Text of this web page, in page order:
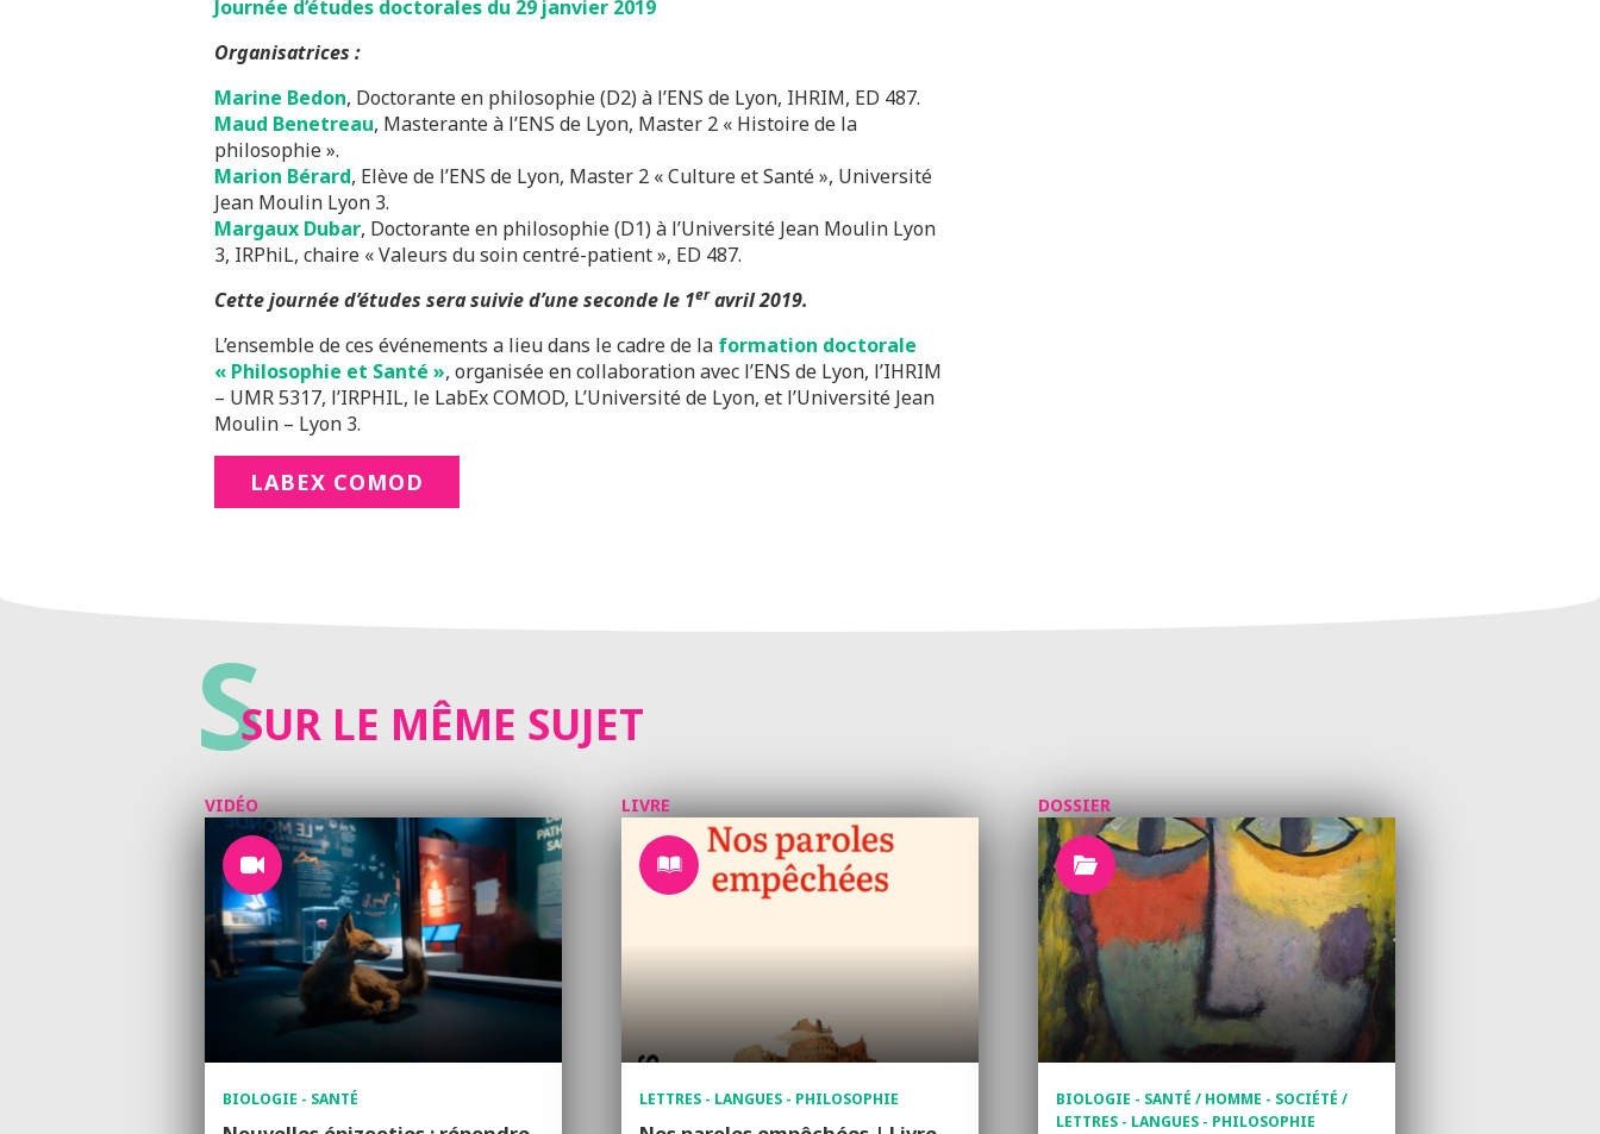
Journée d’études doctorales du 29 janvier 2019
Organisatrices :
Marine Bedon, Doctorante en philosophie (D2) à l’ENS de Lyon, IHRIM, ED 487.
Maud Benetreau, Masterante à l’ENS de Lyon, Master 2 « Histoire de la
philosophie ».
Marion Bérard, Elève de l’ENS de Lyon, Master 2 « Culture et Santé », Université
Jean Moulin Lyon 3.
Margaux Dubar, Doctorante en philosophie (D1) à l’Université Jean Moulin Lyon
3, IRPhiL, chaire « Valeurs du soin centré-patient », ED 487.
Cette journée d’études sera suivie d’une seconde le 1eravril 2019.
L’ensemble de ces événements a lieu dans le cadre de la formation doctorale
« Philosophie et Santé », organisée en collaboration avec l’ENS de Lyon, l’IHRIM
– UMR 5317, l’IRPHIL, le LabEx COMOD, L’Université de Lyon, et l’Université Jean
Moulin – Lyon 3.
LABEX COMOD
SSUR LE MÊME SUJET
VIDÉO
BIOLOGIE - SANTÉ
LIVRE
LETTRES - LANGUES - PHILOSOPHIE
DOSSIER
BIOLOGIE - SANTÉ / HOMME - SOCIÉTÉ /
LETTRES - LANGUES - PHILOSOPHIE